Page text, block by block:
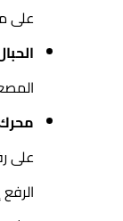
على
الحبال
محرك
على